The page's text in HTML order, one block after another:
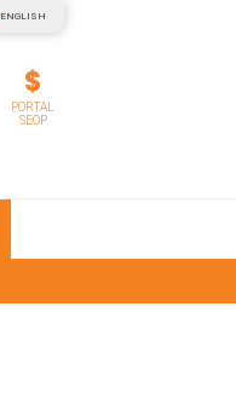
ENGLISH
PORTAL
SEOP